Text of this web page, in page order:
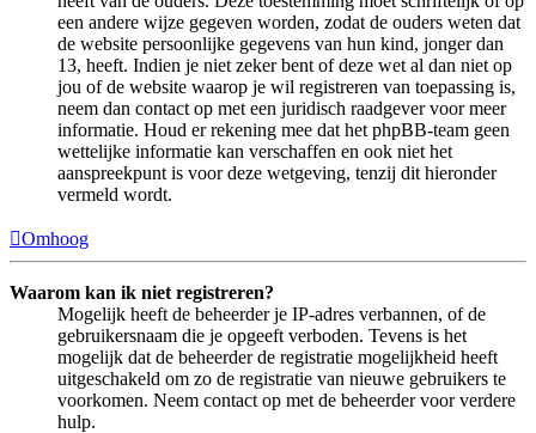
een andere wijze gegeven worden, zodat de ouders weten dat
de website persoonlijke gegevens van hun kind, jonger dan
13, heeft. Indien je niet zeker bent of deze wet al dan niet op
jou of de website waarop je wil registreren van toepassing is,
neem dan contact op met een juridisch raadgever voor meer
informatie. Houd er rekening mee dat het phpBB-team geen
wettelijke informatie kan verschaffen en ook niet het
aanspreekpunt is voor deze wetgeving, tenzij dit hieronder
vermeld wordt.
Omhoog
Waarom kan ik niet registreren?
Mogelijk heeft de beheerder je IP-adres verbannen, of de
gebruikersnaam die je opgeeft verboden. Tevens is het
mogelijk dat de beheerder de registratie mogelijkheid heeft
uitgeschakeld om zo de registratie van nieuwe gebruikers te
voorkomen. Neem contact op met de beheerder voor verdere
hulp.